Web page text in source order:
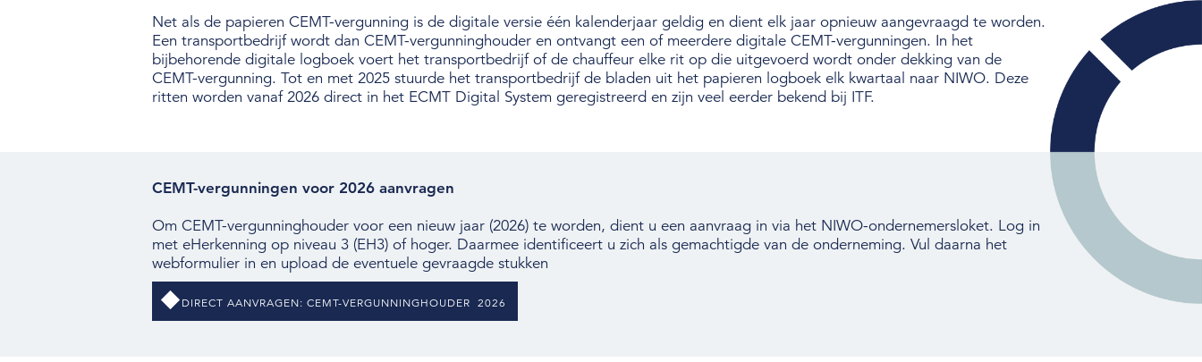
Net als de papieren CEMT-vergunning is de digitale versie één kalenderjaar geldig en dient elk jaar opnieuw aangevraagd te worden.
Een transportbedrijf wordt dan CEMT-vergunninghouder en ontvangt een of meerdere digitale CEMT-vergunningen. In het
bijbehorende digitale logboek voert het transportbedrijf of de chauffeur elke rit op die uitgevoerd wordt onder dekking van de
CEMT-vergunning. Tot en met 2025 stuurde het transportbedrijf de bladen uit het papieren logboek elk kwartaal naar NIWO. Deze
ritten worden vanaf 2026 direct in het ECMT Digital System geregistreerd en zijn veel eerder bekend bij ITF.
CEMT-vergunningen voor 2026 aanvragen
Om CEMT-vergunninghouder voor een nieuw jaar (2026) te worden, dient u een aanvraag in via het NIWO-ondernemersloket. Log in
met eHerkenning op niveau 3 (EH3) of hoger. Daarmee identificeert u zich als gemachtigde van de onderneming. Vul daarna het
webformulier in en upload de eventuele gevraagde stukken
DIRECT AANVRAGEN: CEMT-VERGUNNINGHOUDER 2026